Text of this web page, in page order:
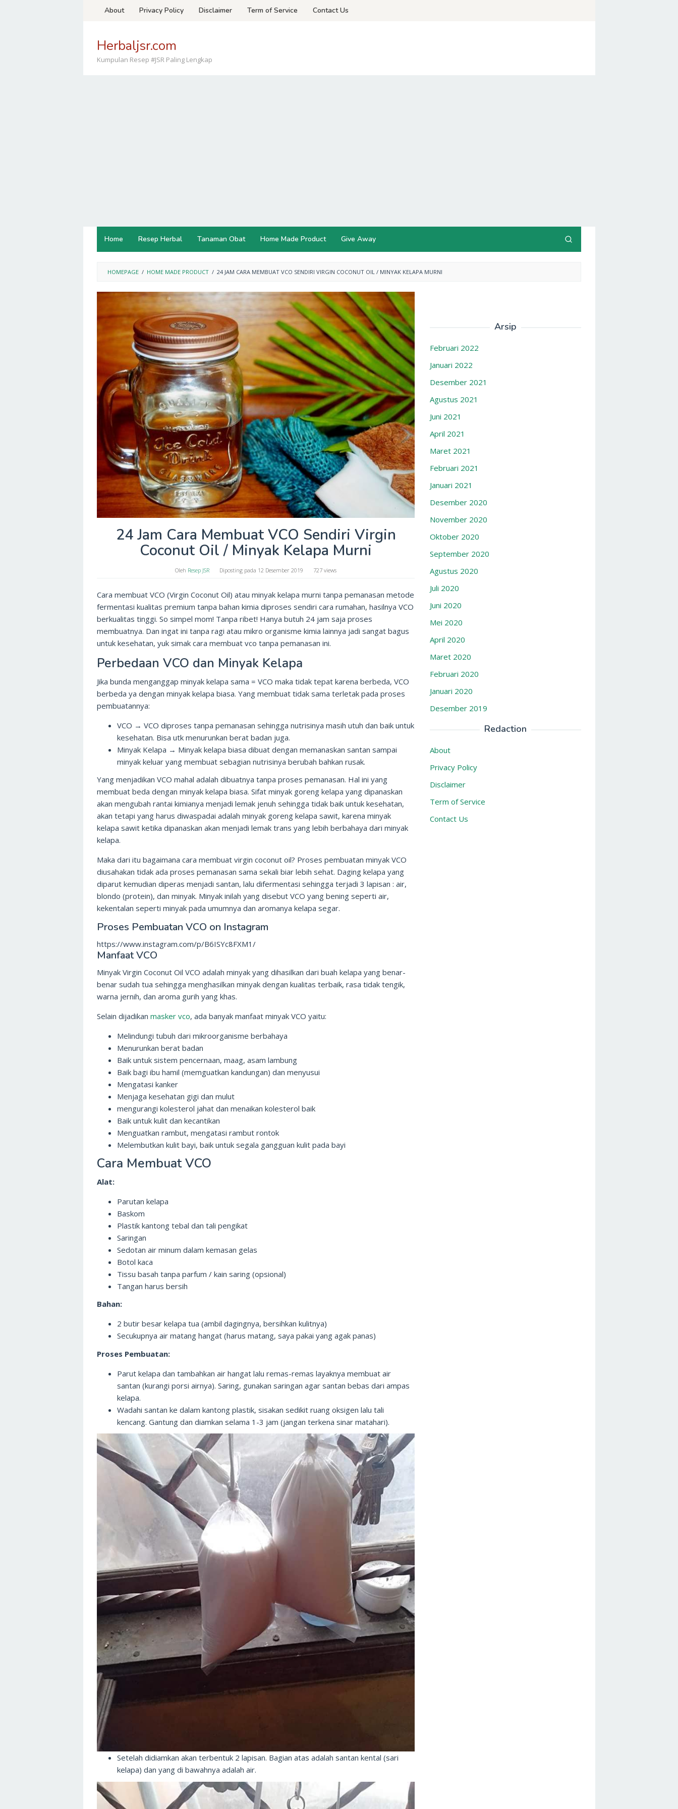
About Privacy Policy Disclaimer Term of Service Contact Us
Herbaljsr.com
Kumpulan Resep #JSR Paling Lengkap
Home Resep Herbal Tanaman Obat Home Made Product Give Away
HOMEPAGE / HOME MADE PRODUCT / 24 JAM CARA MEMBUAT VCO SENDIRI VIRGIN COCONUT OIL / MINYAK KELAPA MURNI
24 Jam Cara Membuat VCO Sendiri Virgin
Coconut Oil / Minyak Kelapa Murni
Oleh Resep JSR Diposting pada 12 Desember 2019 727 views
Cara membuat VCO (Virgin Coconut Oil) atau minyak kelapa murni tanpa pemanasan metode
fermentasi kualitas premium tanpa bahan kimia diproses sendiri cara rumahan, hasilnya VCO
berkualitas tinggi. So simpel mom! Tanpa ribet! Hanya butuh 24 jam saja proses
membuatnya. Dan ingat ini tanpa ragi atau mikro organisme kimia lainnya jadi sangat bagus
untuk kesehatan, yuk simak cara membuat vco tanpa pemanasan ini.
Perbedaan VCO dan Minyak Kelapa
Jika bunda menganggap minyak kelapa sama = VCO maka tidak tepat karena berbeda, VCO
berbeda ya dengan minyak kelapa biasa. Yang membuat tidak sama terletak pada proses
pembuatannya:
VCO → VCO diproses tanpa pemanasan sehingga nutrisinya masih utuh dan baik untuk
kesehatan. Bisa utk menurunkan berat badan juga.
Minyak Kelapa → Minyak kelapa biasa dibuat dengan memanaskan santan sampai
minyak keluar yang membuat sebagian nutrisinya berubah bahkan rusak.
Yang menjadikan VCO mahal adalah dibuatnya tanpa proses pemanasan. Hal ini yang
membuat beda dengan minyak kelapa biasa. Sifat minyak goreng kelapa yang dipanaskan
akan mengubah rantai kimianya menjadi lemak jenuh sehingga tidak baik untuk kesehatan,
akan tetapi yang harus diwaspadai adalah minyak goreng kelapa sawit, karena minyak
kelapa sawit ketika dipanaskan akan menjadi lemak trans yang lebih berbahaya dari minyak
kelapa.
Maka dari itu bagaimana cara membuat virgin coconut oil? Proses pembuatan minyak VCO
diusahakan tidak ada proses pemanasan sama sekali biar lebih sehat. Daging kelapa yang
diparut kemudian diperas menjadi santan, lalu difermentasi sehingga terjadi 3 lapisan : air,
blondo (protein), dan minyak. Minyak inilah yang disebut VCO yang bening seperti air,
kekentalan seperti minyak pada umumnya dan aromanya kelapa segar.
Proses Pembuatan VCO on Instagram
https://www.instagram.com/p/B6ISYc8FXM1/
Manfaat VCO
Minyak Virgin Coconut Oil VCO adalah minyak yang dihasilkan dari buah kelapa yang benar-
benar sudah tua sehingga menghasilkan minyak dengan kualitas terbaik, rasa tidak tengik,
warna jernih, dan aroma gurih yang khas.
Selain dijadikan masker vco, ada banyak manfaat minyak VCO yaitu:
Melindungi tubuh dari mikroorganisme berbahaya
Menurunkan berat badan
Baik untuk sistem pencernaan, maag, asam lambung
Baik bagi ibu hamil (memguatkan kandungan) dan menyusui
Mengatasi kanker
Menjaga kesehatan gigi dan mulut
mengurangi kolesterol jahat dan menaikan kolesterol baik
Baik untuk kulit dan kecantikan
Menguatkan rambut, mengatasi rambut rontok
Melembutkan kulit bayi, baik untuk segala gangguan kulit pada bayi
Cara Membuat VCO
Alat:
Parutan kelapa
Baskom
Plastik kantong tebal dan tali pengikat
Saringan
Sedotan air minum dalam kemasan gelas
Botol kaca
Tissu basah tanpa parfum / kain saring (opsional)
Tangan harus bersih
Bahan:
2 butir besar kelapa tua (ambil dagingnya, bersihkan kulitnya)
Secukupnya air matang hangat (harus matang, saya pakai yang agak panas)
Proses Pembuatan:
Parut kelapa dan tambahkan air hangat lalu remas-remas layaknya membuat air
santan (kurangi porsi airnya). Saring, gunakan saringan agar santan bebas dari ampas
kelapa.
Wadahi santan ke dalam kantong plastik, sisakan sedikit ruang oksigen lalu tali
kencang. Gantung dan diamkan selama 1-3 jam (jangan terkena sinar matahari).
Setelah didiamkan akan terbentuk 2 lapisan. Bagian atas adalah santan kental (sari
kelapa) dan yang di bawahnya adalah air.
Arsip
Februari 2022
Januari 2022
Desember 2021
Agustus 2021
Juni 2021
April 2021
Maret 2021
Februari 2021
Januari 2021
Desember 2020
November 2020
Oktober 2020
September 2020
Agustus 2020
Juli 2020
Juni 2020
Mei 2020
April 2020
Maret 2020
Februari 2020
Januari 2020
Desember 2019
Redaction
About
Privacy Policy
Disclaimer
Term of Service
Contact Us